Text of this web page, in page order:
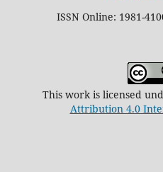
ISSN Online: 1981-
This work is licensed
Attribution 4.0